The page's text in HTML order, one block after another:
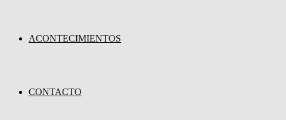
ACONTECIMIENTOS
CONTACTO